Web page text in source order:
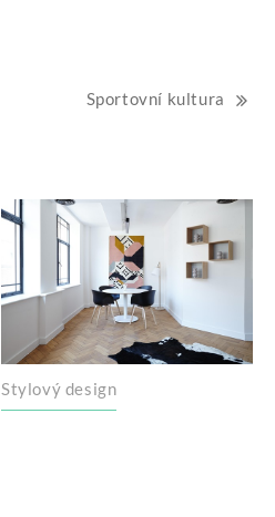
Sportovní kultura
Stylový design